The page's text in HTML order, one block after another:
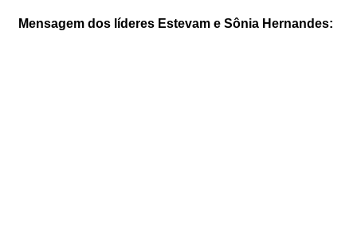
Mensagem dos líderes Estevam e Sônia Hernandes: